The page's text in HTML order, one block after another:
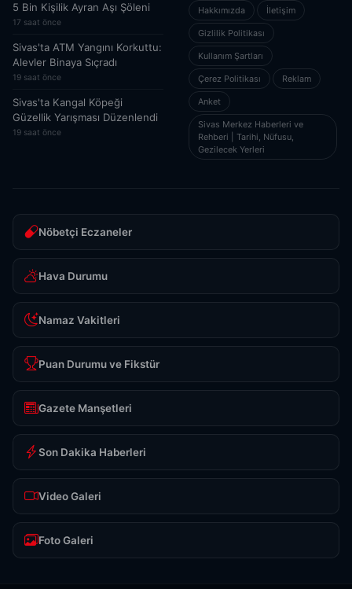
5 Bin Kişilik Ayran Aşı Şöleni
17 saat önce
Sivas'ta ATM Yangını Korkuttu:
Alevler Binaya Sıçradı
19 saat önce
Sivas'ta Kangal Köpeği
Güzellik Yarışması Düzenlendi
19 saat önce
Hakkımızda İletişim
Gizlilik Politikası
Kullanım Şartları
Çerez Politikası Reklam
Anket
Sivas Merkez Haberleri ve
Rehberi | Tarihi, Nüfusu,
Gezilecek Yerleri
Nöbetçi Eczaneler
Hava Durumu
Namaz Vakitleri
Puan Durumu ve Fikstür
Gazete Manşetleri
Son Dakika Haberleri
Video Galeri
Foto Galeri